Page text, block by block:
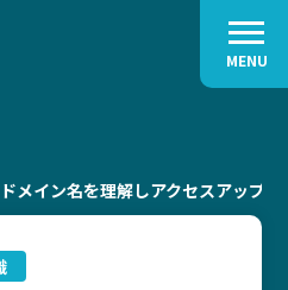
MENU
ドメイン名を理解しアクセスアップ